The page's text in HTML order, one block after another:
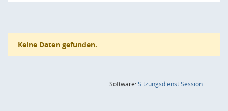
Keine Daten gefunden.
Software:SitzungsdienstSession(Wird in